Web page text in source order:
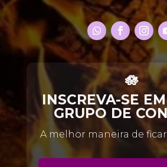
🪷
INSCREVA-SE
GRUPO DE
A melhor maneira de